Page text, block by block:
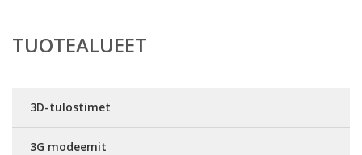
TUOTEALUEET
3D-tulostimet
3G modeemit